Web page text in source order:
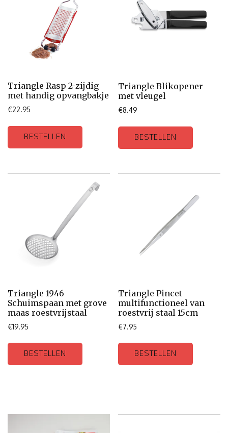
Triangle Rasp 2-zijdig
met handig opvangbakje
€22.95
BESTELLEN
Triangle Blikopener
met vleugel
€8.49
BESTELLEN
Triangle 1946
Schuimspaan met grove
maas roestvrijstaal
€19.95
BESTELLEN
Triangle Pincet
multifunctioneel van
roestvrij staal 15cm
€7.95
BESTELLEN